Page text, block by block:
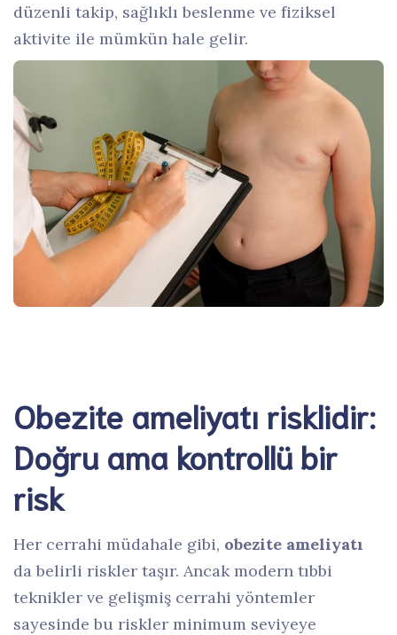
düzenli takip, sağlıklı beslenme ve fiziksel
aktivite ile mümkün hale gelir.
Obezite ameliyatı risklidir:
Doğru ama kontrollü bir
risk
Her cerrahi müdahale gibi, obezite ameliyatı
da belirli riskler taşır. Ancak modern tıbbi
teknikler ve gelişmiş cerrahi yöntemler
sayesinde bu riskler minimum seviyeye